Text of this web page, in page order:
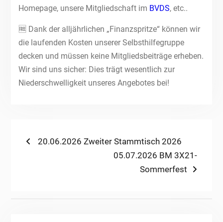
Homepage, unsere Mitgliedschaft im BVDS, etc..
🆓 Dank der alljährlichen „Finanzspritze“ können wir
die laufenden Kosten unserer Selbsthilfegruppe
decken und müssen keine Mitgliedsbeiträge erheben.
Wir sind uns sicher: Dies trägt wesentlich zur
Niederschwelligkeit unseres Angebotes bei!
Beitragsnavigation
Previous
20.06.2026 Zweiter Stammtisch 2026
Next
05.07.2026 BM 3X21-
Sommerfest